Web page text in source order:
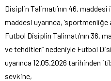
Disiplin Talimatı’nın 46. maddesi
maddesi uyarınca, ‘sportmenliğe
Futbol Disiplin Talimatı’nın 36.
ve tehditleri’ nedeniyle Futbol
uyarınca 12.05.2026 tarihinden
sevkine,